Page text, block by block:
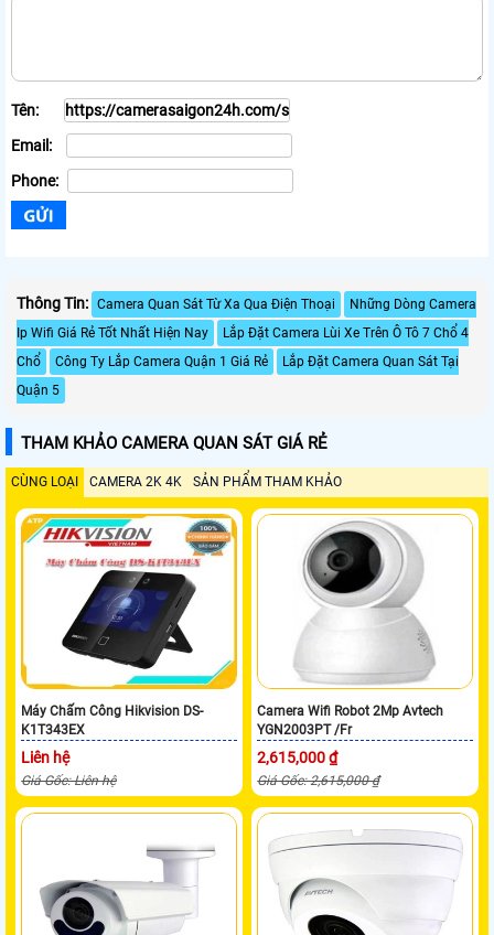
Tên:
Email:
Phone:
Thông Tin: Camera Quan Sát Từ Xa Qua Điện Thoại
Những Dòng Camera
Ip Wifi Giá Rẻ Tốt Nhất Hiện Nay
Lắp Đặt Camera Lùi Xe Trên Ô Tô 7 Chổ 4
Chổ
Công Ty Lắp Camera Quận 1 Giá Rẻ
Lắp Đặt Camera Quan Sát Tại
Quận 5
THAM KHẢO CAMERA QUAN SÁT GIÁ RẺ
CÙNG LOẠI CAMERA 2K 4K SẢN PHẨM THAM KHẢO
Máy Chấm Công Hikvision DS-
K1T343EX
Liên hệ
Giá Gốc: Liên hệ
Camera Wifi Robot 2Mp Avtech
YGN2003PT /Fr
2,615,000 ₫
Giá Gốc: 2,615,000 ₫